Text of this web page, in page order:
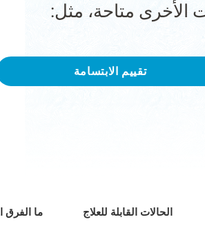
الأخرى متاحة، مثل:
تقييم الابتسامة
ما الفرق
الحالات القابلة للعلاج